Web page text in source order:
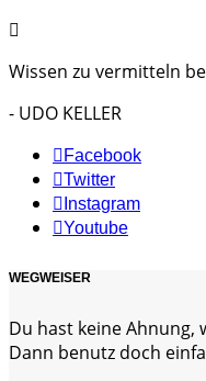
Wissen zu vermitteln
- UDO KELLER
Facebook
Twitter
Instagram
Youtube
WEGWEISER
Du hast keine Ahnung,
Dann benutz doch